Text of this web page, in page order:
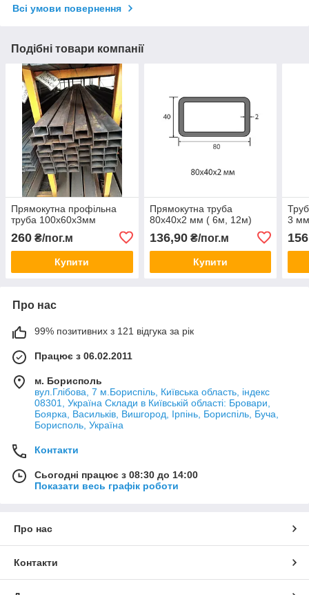
Всі умови повернення
Подібні товари компанії
Прямокутна профільна
труба 100х60х3мм
260 ₴/пог.м
Купити
Прямокутна труба
80х40х2 мм ( 6м, 12м)
136,90₴/пог.м
Купити
3
Про нас
99% позитивних з 121 відгука за рік
Працює з 06.02.2011
м. Борисполь
вул.Глібова, 7 м.Бориспіль, Київська область, індекс
08301, Україна Склади в Київській області: Бровари,
Боярка, Васильків, Вишгород, Ірпінь, Бориспіль, Буча,
Борисполь, Україна
Контакти
Сьогодні працює з 08:30 до 14:00
Показати весь графік роботи
Про нас
Контакти